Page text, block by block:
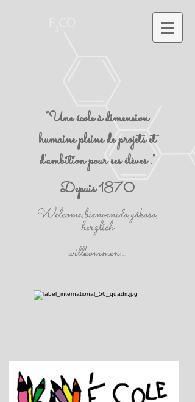
"Une école à dimension
humaine pleine de projets et
d'ambition pour ses élèves ."
Depuis 1870
Welcome,bienvenido,yôkoso,
herzlich
willkommen...